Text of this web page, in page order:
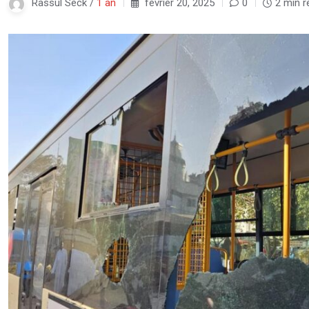
Rassul Seck / 1 an février 20, 2025 0 2 min